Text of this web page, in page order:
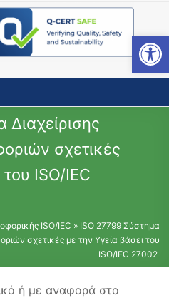
Open toolbar
σχετικές
ISO/IEC
ISO/IEC » ISO 27799 Σύστημα
σχετικές με την Υγεία βάσει του
ISO/IEC 27002
ή με αναφορά στο